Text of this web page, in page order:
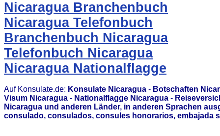
Nicaragua Branchenbuch
Nicaragua Telefonbuch
Branchenbuch Nicaragua
Telefonbuch Nicaragua
Nicaragua Nationalflagge
Auf Konsulate.de: Konsulate Nicaragua - Botschaften
Visum Nicaragua - Nationalflagge Nicaragua -
Nicaragua und anderen Länder, in anderen Sprachen
consulado, consulados, consules honorarios, embajada